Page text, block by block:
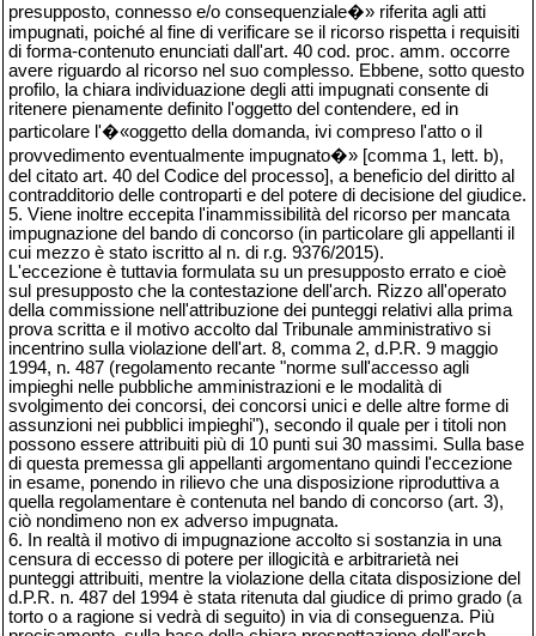
presupposto, connesso e/o consequenziale�» riferita agli atti
impugnati, poiché al fine di verificare se il ricorso rispetta i requisiti
di forma-contenuto enunciati dall'art. 40 cod. proc. amm. occorre
avere riguardo al ricorso nel suo complesso. Ebbene, sotto questo
profilo, la chiara individuazione degli atti impugnati consente di
ritenere pienamente definito l'oggetto del contendere, ed in
particolare l'�«oggetto della domanda, ivi compreso l'atto o il
provvedimento eventualmente impugnato�» [comma 1, lett. b),
del citato art. 40 del Codice del processo], a beneficio del diritto al
contradditorio delle controparti e del potere di decisione del giudice.
5. Viene inoltre eccepita l'inammissibilità del ricorso per mancata
impugnazione del bando di concorso (in particolare gli appellanti il
cui mezzo è stato iscritto al n. di r.g. 9376/2015).
L'eccezione è tuttavia formulata su un presupposto errato e cioè
sul presupposto che la contestazione dell'arch. Rizzo all'operato
della commissione nell'attribuzione dei punteggi relativi alla prima
prova scritta e il motivo accolto dal Tribunale amministrativo si
incentrino sulla violazione dell'art. 8, comma 2, d.P.R. 9 maggio
1994, n. 487 (regolamento recante "norme sull'accesso agli
impieghi nelle pubbliche amministrazioni e le modalità di
svolgimento dei concorsi, dei concorsi unici e delle altre forme di
assunzioni nei pubblici impieghi"), secondo il quale per i titoli non
possono essere attribuiti più di 10 punti sui 30 massimi. Sulla base
di questa premessa gli appellanti argomentano quindi l'eccezione
in esame, ponendo in rilievo che una disposizione riproduttiva a
quella regolamentare è contenuta nel bando di concorso (art. 3),
ciò nondimeno non ex adverso impugnata.
6. In realtà il motivo di impugnazione accolto si sostanzia in una
censura di eccesso di potere per illogicità e arbitrarietà nei
punteggi attribuiti, mentre la violazione della citata disposizione del
d.P.R. n. 487 del 1994 è stata ritenuta dal giudice di primo grado (a
torto o a ragione si vedrà di seguito) in via di conseguenza. Più